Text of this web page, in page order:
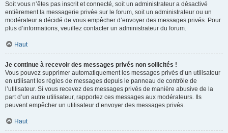
Soit vous n’êtes pas inscrit et connecté, soit un administrateur a désactivé
entièrement la messagerie privée sur le forum, soit un administrateur ou un
modérateur a décidé de vous empêcher d’envoyer des messages privés. Pour
plus d’informations, veuillez contacter un administrateur du forum.
Haut
Je continue à recevoir des messages privés non sollicités !
Vous pouvez supprimer automatiquement les messages privés d’un utilisateur
en utilisant les règles de messages depuis le panneau de contrôle de
l’utilisateur. Si vous recevez des messages privés de manière abusive de la
part d’un autre utilisateur, rapportez ces messages aux modérateurs. Ils
peuvent empêcher un utilisateur d’envoyer des messages privés.
Haut